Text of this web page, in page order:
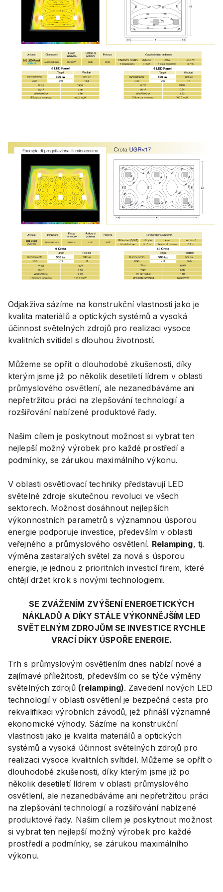
Odjakživa sázíme na konstrukční vlastnosti jako je
kvalita materiálů a optických systémů a vysoká
účinnost světelných zdrojů pro realizaci vysoce
kvalitních svítidel s dlouhou životností.
Můžeme se opřít o dlouhodobé zkušenosti, díky
kterým jsme již po několik desetiletí lídrem v oblasti
průmyslového osvětlení, ale nezanedbáváme ani
nepřetržitou práci na zlepšování technologií a
rozšiřování nabízené produktové řady.
Našim cílem je poskytnout možnost si vybrat ten
nejlepší možný výrobek pro každé prostředí a
podmínky, se zárukou maximálního výkonu.
V oblasti osvětlovací techniky představují LED
světelné zdroje skutečnou revoluci ve všech
sektorech. Možnost dosáhnout nejlepších
výkonnostních parametrů s významnou úsporou
energie podporuje investice, především v oblasti
veřejného a průmyslového osvětlení. Relamping, tj.
výměna zastaralých světel za nová s úsporou
energie, je jednou z prioritních investicí firem, které
chtějí držet krok s novými technologiemi.
SE ZVÁŽENÍM ZVÝŠENÍ ENERGETICKÝCH
NÁKLADŮ A DÍKY STÁLE VÝKONNĚJŠÍM LED
SVĚTELNÝM ZDROJŮM SE INVESTICE RYCHLE
VRACÍ DÍKY ÚSPOŘE ENERGIE.
Trh s průmyslovým osvětlením dnes nabízí nové a
zajímavé příležitosti, především co se týče výměny
světelných zdrojů (relamping). Zavedení nových LED
technologií v oblasti osvětlení je bezpečná cesta pro
rekvalifikaci výrobních závodů, jež přináší významné
ekonomické výhody. Sázíme na konstrukční
vlastnosti jako je kvalita materiálů a optických
systémů a vysoká účinnost světelných zdrojů pro
realizaci vysoce kvalitních svítidel. Můžeme se opřít o
dlouhodobé zkušenosti, díky kterým jsme již po
několik desetiletí lídrem v oblasti průmyslového
osvětlení, ale nezanedbáváme ani nepřetržitou práci
na zlepšování technologií a rozšiřování nabízené
produktové řady. Našim cílem je poskytnout možnost
si vybrat ten nejlepší možný výrobek pro každé
prostředí a podmínky, se zárukou maximálního
výkonu.